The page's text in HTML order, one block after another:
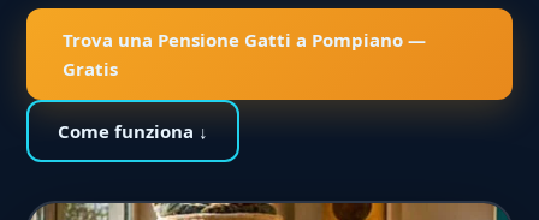
Trova una Pensione Gatti a Pompiano —
Gratis
Come funziona ↓